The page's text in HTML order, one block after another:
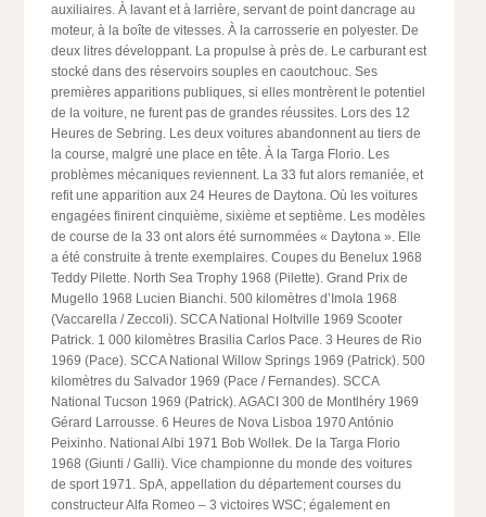
auxiliaires. À lavant et à larrière, servant de point dancrage au
moteur, à la boîte de vitesses. À la carrosserie en polyester. De
deux litres développant. La propulse à près de. Le carburant est
stocké dans des réservoirs souples en caoutchouc. Ses
premières apparitions publiques, si elles montrèrent le potentiel
de la voiture, ne furent pas de grandes réussites. Lors des 12
Heures de Sebring. Les deux voitures abandonnent au tiers de
la course, malgré une place en tête. À la Targa Florio. Les
problèmes mécaniques reviennent. La 33 fut alors remaniée, et
refit une apparition aux 24 Heures de Daytona. Où les voitures
engagées finirent cinquième, sixième et septième. Les modèles
de course de la 33 ont alors été surnommées « Daytona ». Elle
a été construite à trente exemplaires. Coupes du Benelux 1968
Teddy Pilette. North Sea Trophy 1968 (Pilette). Grand Prix de
Mugello 1968 Lucien Bianchi. 500 kilomètres d’Imola 1968
(Vaccarella / Zeccoli). SCCA National Holtville 1969 Scooter
Patrick. 1 000 kilomètres Brasilia Carlos Pace. 3 Heures de Rio
1969 (Pace). SCCA National Willow Springs 1969 (Patrick). 500
kilomètres du Salvador 1969 (Pace / Fernandes). SCCA
National Tucson 1969 (Patrick). AGACI 300 de Montlhéry 1969
Gérard Larrousse. 6 Heures de Nova Lisboa 1970 António
Peixinho. National Albi 1971 Bob Wollek. De la Targa Florio
1968 (Giunti / Galli). Vice championne du monde des voitures
de sport 1971. SpA, appellation du département courses du
constructeur Alfa Romeo – 3 victoires WSC; également en